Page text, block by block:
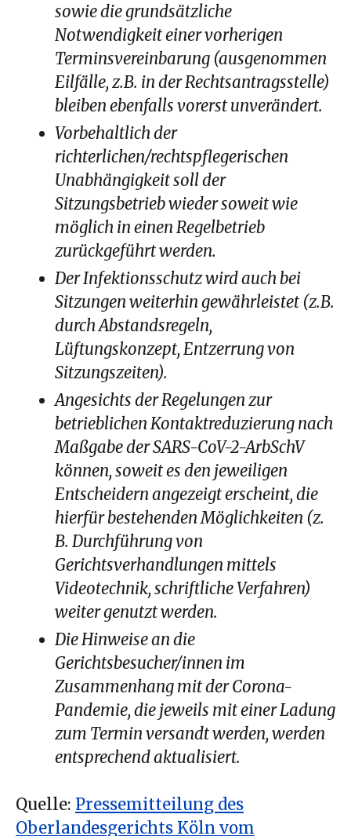
sowie die grundsätzliche
Notwendigkeit einer vorherigen
Terminsvereinbarung (ausgenommen
Eilfälle, z.B. in der Rechtsantragsstelle)
bleiben ebenfalls vorerst unverändert.
Vorbehaltlich der
richterlichen/rechtspflegerischen
Unabhängigkeit soll der
Sitzungsbetrieb wieder soweit wie
möglich in einen Regelbetrieb
zurückgeführt werden.
Der Infektionsschutz wird auch bei
Sitzungen weiterhin gewährleistet (z.B.
durch Abstandsregeln,
Lüftungskonzept, Entzerrung von
Sitzungszeiten).
Angesichts der Regelungen zur
betrieblichen Kontaktreduzierung nach
Maßgabe der SARS-CoV-2-ArbSchV
können, soweit es den jeweiligen
Entscheidern angezeigt erscheint, die
hierfür bestehenden Möglichkeiten (z.
B. Durchführung von
Gerichtsverhandlungen mittels
Videotechnik, schriftliche Verfahren)
weiter genutzt werden.
Die Hinweise an die
Gerichtsbesucher/innen im
Zusammenhang mit der Corona-
Pandemie, die jeweils mit einer Ladung
zum Termin versandt werden, werden
entsprechend aktualisiert.
Quelle: Pressemitteilung des
Oberlandesgerichts Köln vom